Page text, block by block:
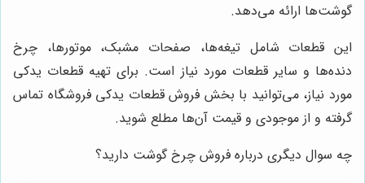
گوشت‌ها ارائه می‌دهد.
این قطعات شامل تیغه‌ها، صفحات مشبک، موتورها، چرخ
دنده‌ها و سایر قطعات مورد نیاز است. برای تهیه قطعات یدکی
مورد نیاز، می‌توانید با بخش فروش قطعات یدکی فروشگاه تماس
گرفته و از موجودی و قیمت آن‌ها مطلع شوید.
چه سوال دیگری درباره فروش چرخ گوشت دارید؟